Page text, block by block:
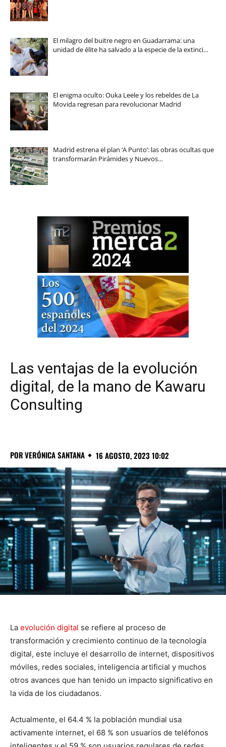
El milagro del buitre negro en Guadarrama: una
unidad de élite ha salvado a la especie de la extinci…
El enigma oculto: Ouka Leele y los rebeldes de La
Movida regresan para revolucionar Madrid
Madrid estrena el plan ‘A Punto’: las obras ocultas que
transformarán Pirámides y Nuevos…
Las ventajas de la evolución
digital, de la mano de Kawaru
Consulting
PORVERÓNICA SANTANA 16 AGOSTO, 2023 10:02
La evolución digital se refiere al proceso de
transformación y crecimiento continuo de la tecnología
digital, este incluye el desarrollo de internet, dispositivos
móviles, redes sociales, inteligencia artificial y muchos
otros avances que han tenido un impacto significativo en
la vida de los ciudadanos.
Actualmente, el 64.4 % la población mundial usa
activamente internet, el 68 % son usuarios de teléfonos